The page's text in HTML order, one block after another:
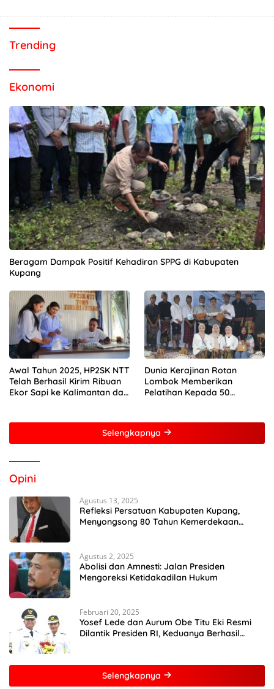
Trending
Ekonomi
Beragam Dampak Positif Kehadiran SPPG di Kabupaten
Kupang
Awal Tahun 2025, HP2SK NTT
Telah Berhasil Kirim Ribuan
Ekor Sapi ke Kalimantan dan
Dunia Kerajinan Rotan
Lombok Memberikan
Pelatihan Kepada 50
Young Frenuer 2024
Selengkapnya
Opini
Agustus 13, 2025
Refleksi Persatuan Kabupaten Kupang,
Menyongsong 80 Tahun Kemerdekaan
Agustus 2, 2025
Abolisi dan Amnesti: Jalan Presiden
Mengoreksi Ketidakadilan Hukum
Februari 20, 2025
Yosef Lede dan Aurum Obe Titu Eki Resmi
Dilantik Presiden RI, Keduanya Berhasil
Selengkapnya